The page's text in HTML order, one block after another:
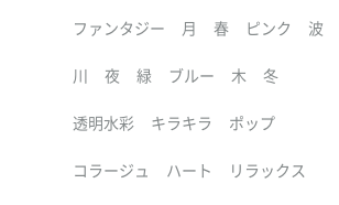
ファンタジー 月 春 ピンク 波
川 夜 緑 ブルー 木 冬
透明水彩 キラキラ ポップ
コラージュ ハート リラックス